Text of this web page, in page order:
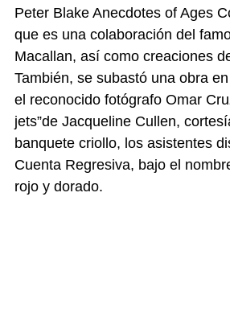
Peter Blake Anecdotes of Ages
que es una colaboración del
Macallan, así como creaciones
También, se subastó una obra
el reconocido fotógrafo Omar
jets”de Jacqueline Cullen,
banquete criollo, los asistentes
Cuenta Regresiva, bajo el
rojo y dorado.